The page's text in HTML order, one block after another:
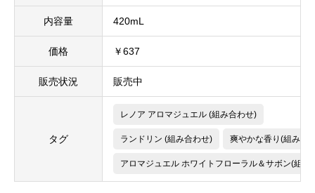
内容量 420mL
価格 ￥637
販売状況 販売中
タグ
レノア アロマジュエル (組み合わせ)
ランドリン (組み合わせ) 爽やかな香り(組み合
アロマジュエル ホワイトフローラル＆サボン(組み